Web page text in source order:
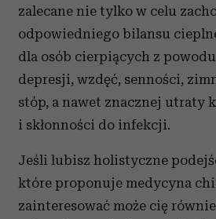
zalecane nie tylko w celu
odpowiedniego bilansu
dla osób cierpiących z
depresji, wzdęć, senności,
stóp, a nawet znacznej utraty
i skłonności do infekcji.
Jeśli lubisz holistyczne
które proponuje medycyna
zainteresować może cię